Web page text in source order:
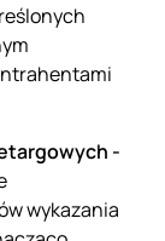
-
wykazania